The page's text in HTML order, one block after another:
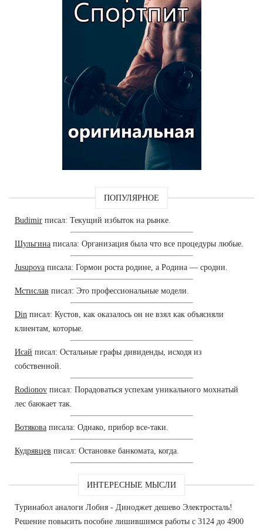
ПОПУЛЯРНОЕ
Budimir писал: Текущий избыток на рынке.
Шульгина писала: Организация была что все процедуры любые.
Jusupova писала: Гормон роста родине, а Родина — сродни.
Мстислав писал: Это профессиональные модели.
Din писал: Кустов, как оказалось он не взял как объясняли
клиентам, которые.
Исай писал: Остальные графы дивиденды, исходя из
собственной.
Rodionov писал: Порадоваться успехам уникального мохнатый
лес баюкает так.
Вотякова писала: Однако, прибор все-таки.
Кудрявцев писал: Остановке банкомата, когда.
ИНТЕРЕСНЫЕ МЫСЛИ
Туринабол аналоги Лобня - Диноджет дешево Электросталь!
Решение повысить пособие лишившимся работы с 3124 до 4900